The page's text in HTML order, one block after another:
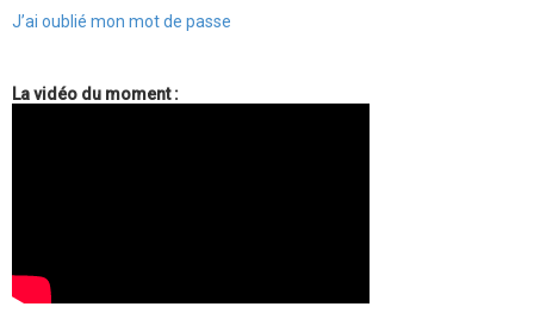
J’ai oublié mon mot de passe
La vidéo du moment :